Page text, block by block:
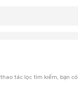
tác lọc tìm kiếm, bạn